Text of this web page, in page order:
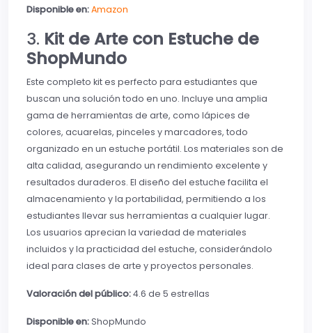
Disponible en:Amazon
3. Kit de Arte con Estuche de
ShopMundo
Este completo kit es perfecto para estudiantes que
buscan una solución todo en uno. Incluye una amplia
gama de herramientas de arte, como lápices de
colores, acuarelas, pinceles y marcadores, todo
organizado en un estuche portátil. Los materiales son de
alta calidad, asegurando un rendimiento excelente y
resultados duraderos. El diseño del estuche facilita el
almacenamiento y la portabilidad, permitiendo a los
estudiantes llevar sus herramientas a cualquier lugar.
Los usuarios aprecian la variedad de materiales
incluidos y la practicidad del estuche, considerándolo
ideal para clases de arte y proyectos personales.
Valoración del público:4.6 de 5 estrellas
Disponible en:ShopMundo